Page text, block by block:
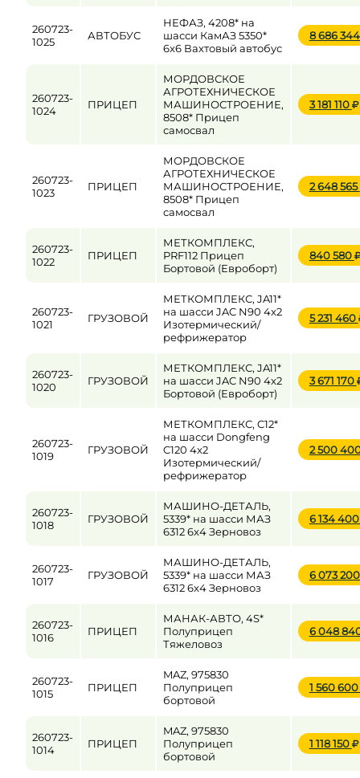
260723-
1025
АВТОБУС
НЕФАЗ, 4208* на
шасси КамАЗ 5350*
6x6 Вахтовый автобус
8 686
260723-
1024
ПРИЦЕП
МОРДОВСКОЕ
АГРОТЕХНИЧЕСКОЕ
МАШИНОСТРОЕНИЕ,
8508* Прицеп
самосвал
3 181 110
260723-
1023
ПРИЦЕП
МОРДОВСКОЕ
АГРОТЕХНИЧЕСКОЕ
МАШИНОСТРОЕНИЕ,
8508* Прицеп
самосвал
2 648 565
260723-
1022
ПРИЦЕП
МЕТКОМПЛЕКС,
PRF112 Прицеп
Бортовой (Евроборт)
840 580
260723-
1021
ГРУЗОВОЙ
МЕТКОМПЛЕКС, JA11*
на шасси JAC N90 4x2
Изотермический/
рефрижератор
5 231 460
260723-
1020
ГРУЗОВОЙ
МЕТКОМПЛЕКС, JA11*
на шасси JAC N90 4x2
Бортовой (Евроборт)
3 671 170
260723-
1019
ГРУЗОВОЙ
МЕТКОМПЛЕКС, C12*
на шасси Dongfeng
C120 4x2
Изотермический/
рефрижератор
2 500
260723-
1018
ГРУЗОВОЙ
МАШИНО-ДЕТАЛЬ,
5339* на шасси МАЗ
6312 6x4 Зерновоз
6 134
260723-
1017
ГРУЗОВОЙ
МАШИНО-ДЕТАЛЬ,
5339* на шасси МАЗ
6312 6x4 Зерновоз
6 073
260723-
1016
ПРИЦЕП
МАНАК-АВТО, 4S*
Полуприцеп
Тяжеловоз
6 048
260723-
1015
ПРИЦЕП
MAZ, 975830
Полуприцеп
бортовой
1 560 600
260723-
1014
ПРИЦЕП
MAZ, 975830
Полуприцеп
бортовой
1 118 150